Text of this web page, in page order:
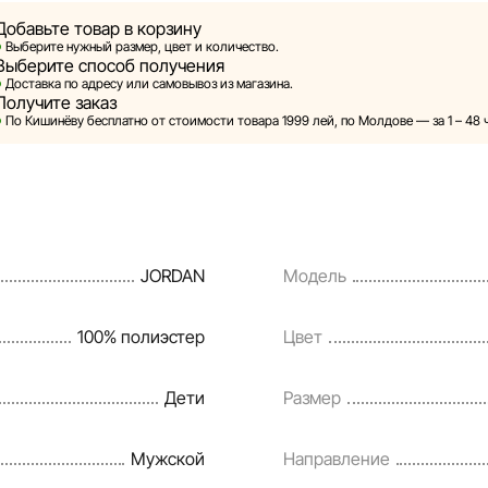
уведомления вносить изменения в описания,
свойства товаров. Изображения,
смоделированными и служат исключительно для
о товарах предоставляется в ознакомительных целях.
выявлять и исправлять возможные ошибки в
товар в корзину
Выберите нужный размер, цвет и количество.
способ получения
Доставка по адресу или самовывоз из магазина.
заказ
По Кишинёву бесплатно от стоимости товара 1999 лей, по Молдове — за 1 – 48
JORDAN Модель
100% полиэстер Цвет
Дети Размер
Мужской Направление